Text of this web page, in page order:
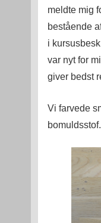
meldte mig
bestående
i
var nyt for
giver bedst
Vi farvede
bomuldsstof.